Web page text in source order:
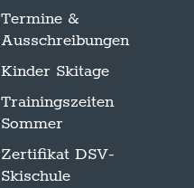
Termine &
Ausschreibungen
Kinder Skitage
Trainingszeiten
Sommer
Zertifikat DSV-
Skischule